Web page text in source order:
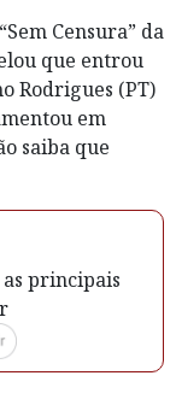
Censura” da
que entrou
Rodrigues (PT)
em
saiba que
as principais